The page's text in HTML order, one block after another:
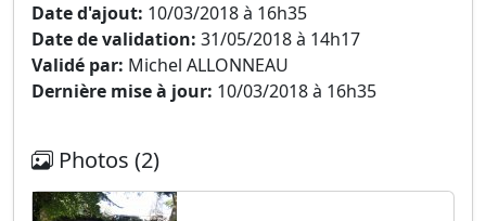
Date d'ajout: 10/03/2018 à 16h35
Date de validation: 31/05/2018 à 14h17
Validé par: Michel ALLONNEAU
Dernière mise à jour: 10/03/2018 à 16h35
Photos (2)